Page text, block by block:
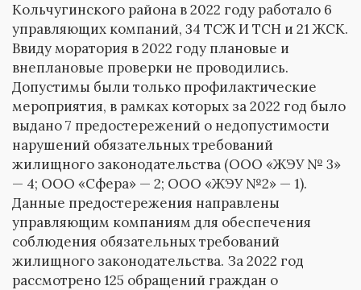
Кольчугинского района в 2022 году работало 6
управляющих компаний, 34 ТСЖ И ТСН и 21 ЖСК.
Ввиду моратория в 2022 году плановые и
внеплановые проверки не проводились.
Допустимы были только профилактические
мероприятия, в рамках которых за 2022 год было
выдано 7 предостережений о недопустимости
нарушений обязательных требований
жилищного законодательства (ООО «ЖЭУ № 3»
— 4; ООО «Сфера» — 2; ООО «ЖЭУ №2» — 1).
Данные предостережения направлены
управляющим компаниям для обеспечения
соблюдения обязательных требований
жилищного законодательства. За 2022 год
рассмотрено 125 обращений граждан о